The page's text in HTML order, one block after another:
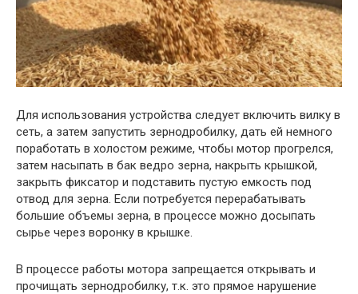
Для использования устройства следует включить вилку в
сеть, а затем запустить зернодробилку, дать ей немного
поработать в холостом режиме, чтобы мотор прогрелся,
затем насыпать в бак ведро зерна, накрыть крышкой,
закрыть фиксатор и подставить пустую емкость под
отвод для зерна. Если потребуется перерабатывать
большие объемы зерна, в процессе можно досыпать
сырье через воронку в крышке.
В процессе работы мотора запрещается открывать и
прочищать зернодробилку, т.к. это прямое нарушение